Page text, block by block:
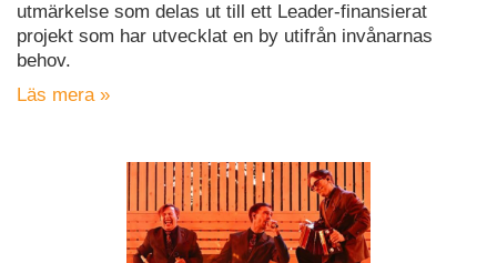
utmärkelse som delas ut till ett Leader-finansierat
projekt som har utvecklat en by utifrån invånarnas
behov.
Läs mera »